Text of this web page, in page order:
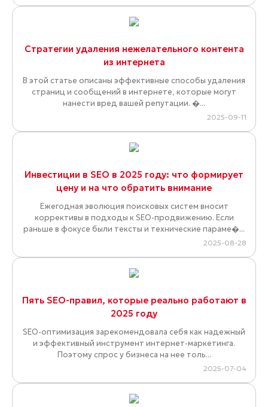
Стратегии удаления нежелательного контента
из интернета
В этой статье описаны эффективные способы удаления
страниц и сообщений в интернете, которые могут
нанести вред вашей репутации. �...
2025-09-11
Инвестиции в SEO в 2025 году: что формирует
цену и на что обратить внимание
Ежегодная эволюция поисковых систем вносит
коррективы в подходы к SEO-продвижению. Если
раньше в фокусе были тексты и технические параме�...
2025-08-28
Пять SEO-правил, которые реально работают в
2025 году
SEO-оптимизация зарекомендовала себя как надежный
и эффективный инструмент интернет-маркетинга.
Поэтому спрос у бизнеса на нее толь...
2025-07-04